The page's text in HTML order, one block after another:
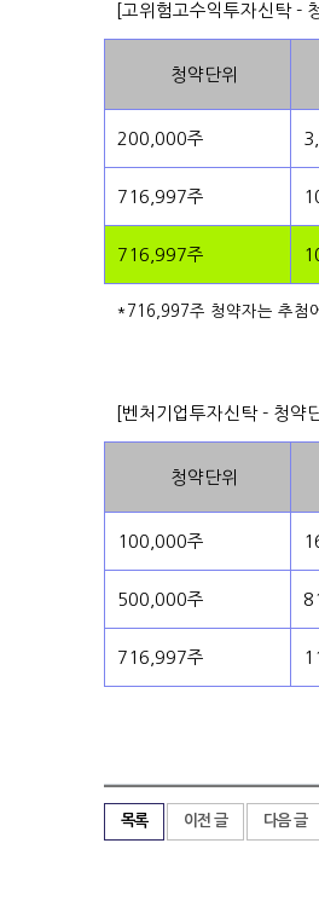
[고위험고수익투자신탁 -
청약단위
200,000주
716,997주
716,997주
*716,997주 청약자는 추첨
[벤처기업투자신탁 - 청약
청약단위
100,000주
500,000주
716,997주
목록 이전 글 다음 글